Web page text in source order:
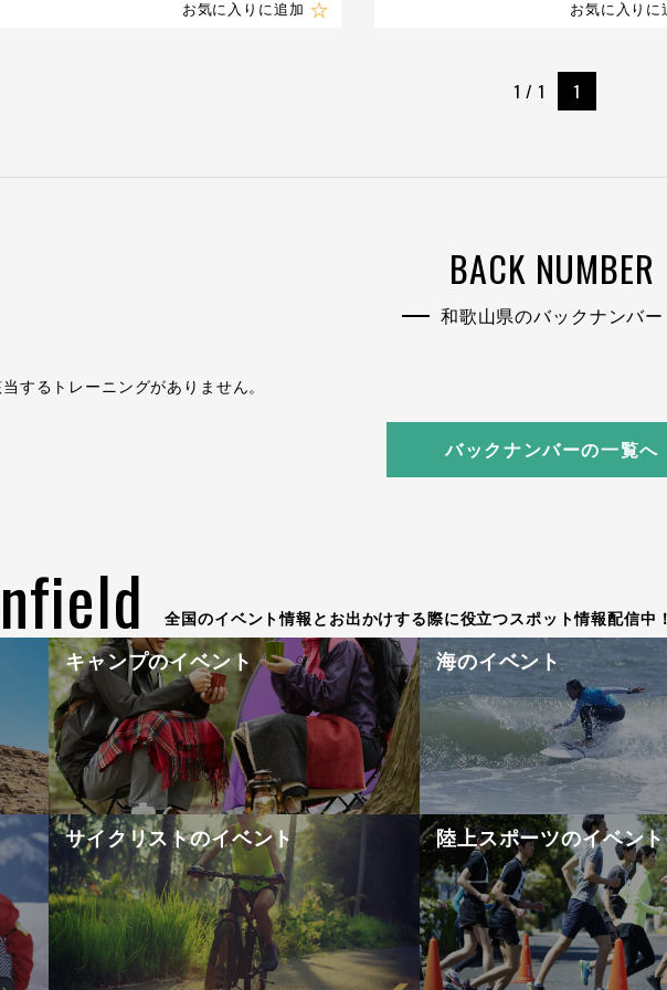
お気に入りに追加 お気に入りに
1 / 1 1
BACK NUMBER
和歌山県のバックナンバー
するトレーニングがありません。
バックナンバーの一覧へ
全国のイベント情報とお出かけする際に役立つスポット情報配信中！
キャンプのイベント 海のイベント
サイクリストのイベント 陸上スポーツのイベント